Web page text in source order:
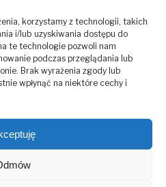
korzystamy z technologii, takich
i/lub uzyskiwania dostępu do
te technologie pozwoli nam
podczas przeglądania lub
Brak wyrażenia zgody lub
wpłynąć na niektóre cechy i
Szkoły